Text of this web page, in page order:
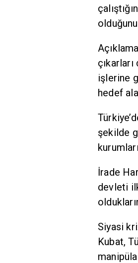
işlerine
hedef
şekilde
İrade
devleti
Siyasi
Kubat,